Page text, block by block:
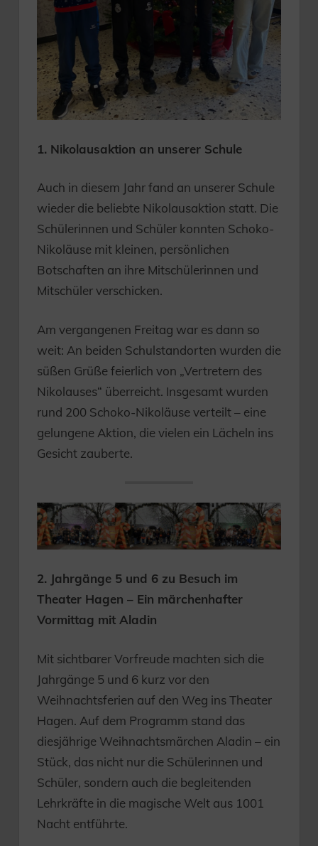
1. Nikolausaktion an unserer Schule
Auch in diesem Jahr fand an unserer Schule
wieder die beliebte Nikolausaktion statt. Die
Schülerinnen und Schüler konnten Schoko-
Nikoläuse mit kleinen, persönlichen
Botschaften an ihre Mitschülerinnen und
Mitschüler verschicken.
Am vergangenen Freitag war es dann so
weit: An beiden Schulstandorten wurden die
süßen Grüße feierlich von „Vertretern des
Nikolauses“ überreicht. Insgesamt wurden
rund 200 Schoko-Nikoläuse verteilt – eine
gelungene Aktion, die vielen ein Lächeln ins
Gesicht zauberte.
2. Jahrgänge 5 und 6 zu Besuch im
Theater Hagen – Ein märchenhafter
Vormittag mit Aladin
Mit sichtbarer Vorfreude machten sich die
Jahrgänge 5 und 6 kurz vor den
Weihnachtsferien auf den Weg ins Theater
Hagen. Auf dem Programm stand das
diesjährige Weihnachtsmärchen Aladin – ein
Stück, das nicht nur die Schülerinnen und
Schüler, sondern auch die begleitenden
Lehrkräfte in die magische Welt aus 1001
Nacht entführte.